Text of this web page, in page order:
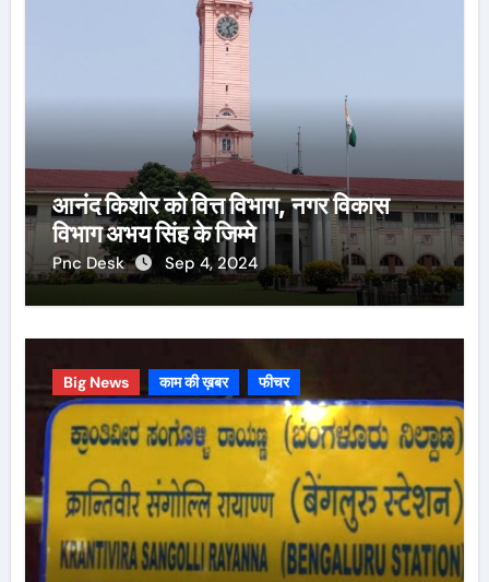
आनंद किशोर को वित्त विभाग, नगर विकास
विभाग अभय सिंह के जिम्मे
Pnc Desk Sep 4, 2024
Big News काम की ख़बर फीचर